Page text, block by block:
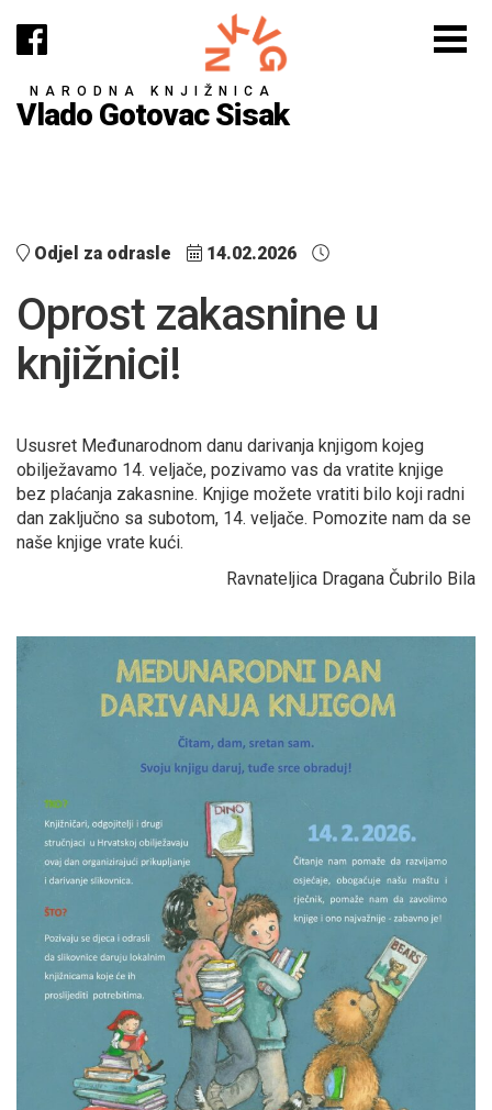
NARODNA KNJIŽNICA
Vlado Gotovac Sisak
Odjel za odrasle 14.02.2026
Oprost zakasnine u
knjižnici!
Ususret Međunarodnom danu darivanja knjigom kojeg
obilježavamo 14. veljače, pozivamo vas da vratite knjige
bez plaćanja zakasnine. Knjige možete vratiti bilo koji radni
dan zaključno sa subotom, 14. veljače. Pomozite nam da se
naše knjige vrate kući.
Ravnateljica Dragana Čubrilo Bila